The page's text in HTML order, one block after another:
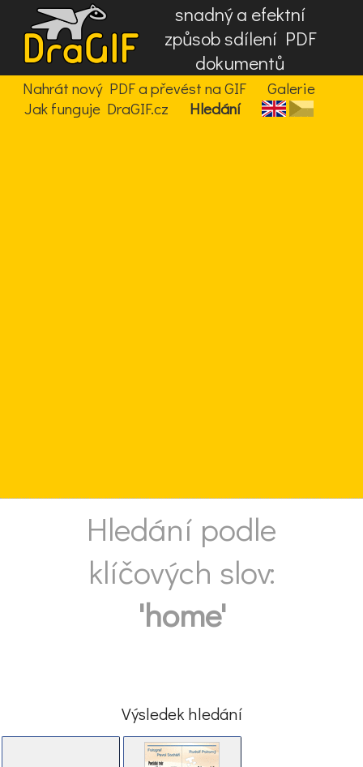
snadný a efektní
způsob sdílení PDF
dokumentů
Nahrát nový PDF a převést na GIF
Galerie
Jak funguje DraGIF.cz
Hledání
Hledání podle
klíčových slov:
'home'
Výsledek hledání